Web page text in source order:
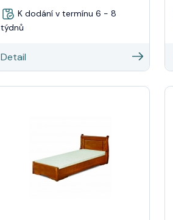
K dodání v termínu 6 - 8
týdnů
Detail